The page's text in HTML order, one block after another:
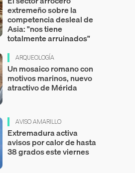
extremeño sobre la
competencia desleal de
Asia: "nos tiene
totalmente arruinados"
ARQUEOLOGÍA
Un mosaico romano con
motivos marinos, nuevo
atractivo de Mérida
AVISO AMARILLO
Extremadura activa
avisos por calor de hasta
38 grados este viernes